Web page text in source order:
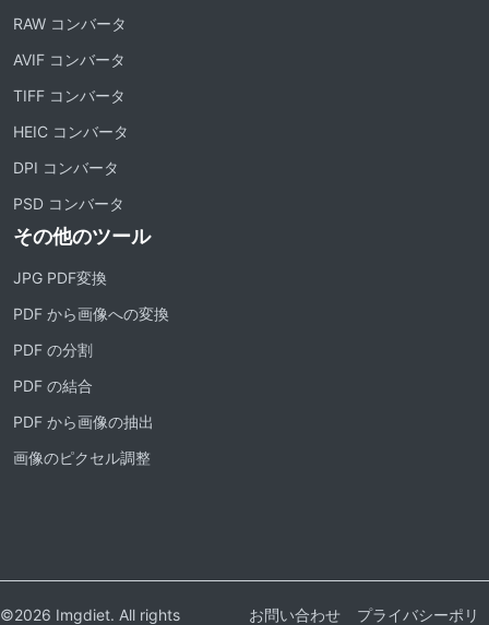
RAW コンバータ
AVIF コンバータ
TIFF コンバータ
HEIC コンバータ
DPI コンバータ
PSD コンバータ
その他のツール
JPG PDF変換
PDF から画像への変換
PDF の分割
PDF の結合
PDF から画像の抽出
画像のピクセル調整
©2026 Imgdiet. All rights お問い合わせ プライバシーポリ